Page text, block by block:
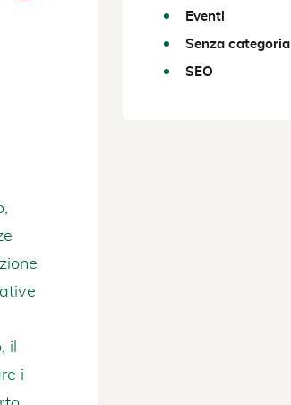
il
i
Eventi
Senza categoria
SEO